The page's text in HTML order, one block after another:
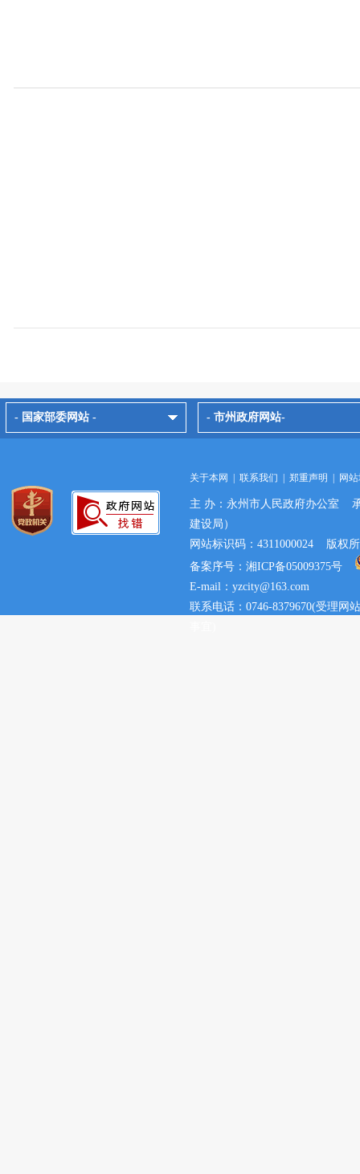
- 国家部委网站 - - 市州政府网站-
关于本网 联系我们 郑重声明 网
主 办：永州市人民政府办公室
建设局）
网站标识码：4311000024 版权
备案序号：湘ICP备05009375号
E-mail：yzcity@163.com
联系电话：0746-8379670(受理网